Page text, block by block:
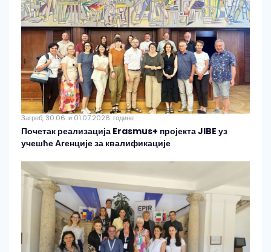
Загреб, 30.06. и 01.07.2026. године
Почетак реализација Erasmus+ пројекта JIBE уз
учешће Агенције за квалификације